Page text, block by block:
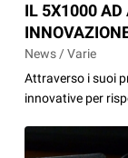
IL 5X1000 AD
News / Varie
Attraverso i suoi
innovative per